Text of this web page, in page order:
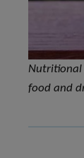
Nutritional
food and